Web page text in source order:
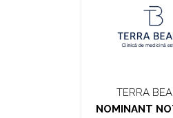
TERRA
NOMINANT